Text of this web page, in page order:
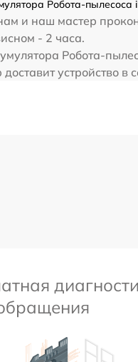
Робота-пылесоса
и наш мастер
- 2 часа.
Робота-
устройство в